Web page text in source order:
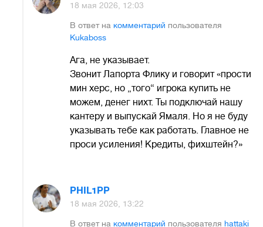
18 мая 2026, 12:03
В ответ на комментарий пользователя
Kukaboss
Ага, не указывает.
Звонит Лапорта Флику и говорит «прости
мин херс, но „того“ игрока купить не
можем, денег нихт. Ты подключай нашу
кантеру и выпускай Ямаля. Но я не буду
указывать тебе как работать. Главное не
проси усиления! Кредиты, фихштейн?»
PHIL1PP
18 мая 2026, 13:22
В ответ на комментарий пользователя hattaki